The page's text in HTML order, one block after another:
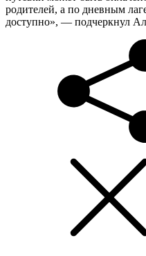
родителей, а по дневным
доступно», — подчеркнул